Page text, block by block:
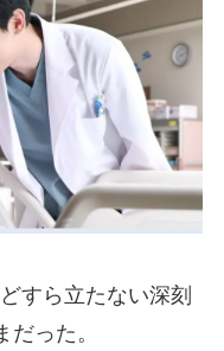
すら立たない深刻
った。